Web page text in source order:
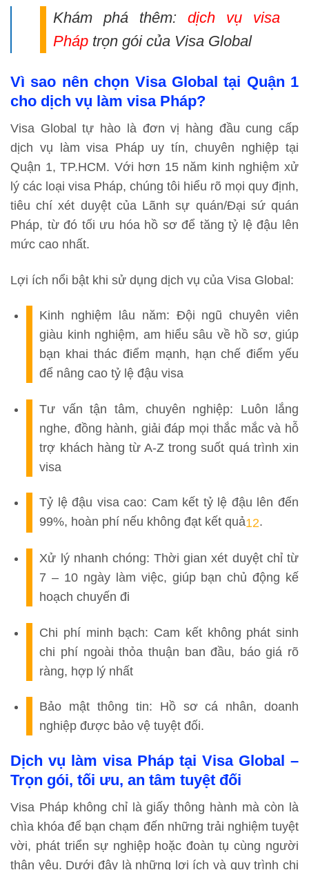
Khám phá thêm: dịch vụ visa
Pháptrọn gói của Visa Global
Vì sao nên chọn Visa Global tại Quận 1
cho dịch vụ làm visa Pháp?
Visa Global tự hào là đơn vị hàng đầu cung cấp
dịch vụ làm visa Pháp uy tín, chuyên nghiệp tại
Quận 1, TP.HCM. Với hơn 15 năm kinh nghiệm xử
lý các loại visa Pháp, chúng tôi hiểu rõ mọi quy định,
tiêu chí xét duyệt của Lãnh sự quán/Đại sứ quán
Pháp, từ đó tối ưu hóa hồ sơ để tăng tỷ lệ đậu lên
mức cao nhất.
Lợi ích nổi bật khi sử dụng dịch vụ của Visa Global:
Kinh nghiệm lâu năm: Đội ngũ chuyên viên
giàu kinh nghiệm, am hiểu sâu về hồ sơ, giúp
bạn khai thác điểm mạnh, hạn chế điểm yếu
để nâng cao tỷ lệ đậu visa
Tư vấn tận tâm, chuyên nghiệp: Luôn lắng
nghe, đồng hành, giải đáp mọi thắc mắc và hỗ
trợ khách hàng từ A-Z trong suốt quá trình xin
visa
Tỷ lệ đậu visa cao: Cam kết tỷ lệ đậu lên đến
99%, hoàn phí nếu không đạt kết quả12.
Xử lý nhanh chóng: Thời gian xét duyệt chỉ từ
7 – 10 ngày làm việc, giúp bạn chủ động kế
hoạch chuyến đi
Chi phí minh bạch: Cam kết không phát sinh
chi phí ngoài thỏa thuận ban đầu, báo giá rõ
ràng, hợp lý nhất
Bảo mật thông tin: Hồ sơ cá nhân, doanh
nghiệp được bảo vệ tuyệt đối.
Dịch vụ làm visa Pháp tại Visa Global –
Trọn gói, tối ưu, an tâm tuyệt đối
Visa Pháp không chỉ là giấy thông hành mà còn là
chìa khóa để bạn chạm đến những trải nghiệm tuyệt
vời, phát triển sự nghiệp hoặc đoàn tụ cùng người
thân yêu. Dưới đây là những lợi ích và quy trình chi